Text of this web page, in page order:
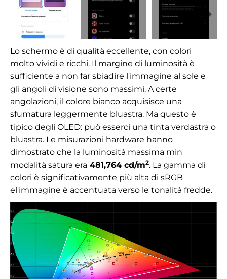
Lo schermo è di qualità eccellente, con colori
molto vividi e ricchi. Il margine di luminosità è
sufficiente a non far sbiadire l'immagine al sole e
gli angoli di visione sono massimi. A certe
angolazioni, il colore bianco acquisisce una
sfumatura leggermente bluastra. Ma questo è
tipico degli OLED: può esserci una tinta verdastra o
bluastra. Le misurazioni hardware hanno
dimostrato che la luminosità massima min
modalità satura era 481,764 cd/m2. La gamma di
colori è significativamente più alta di sRGB
el'immagine è accentuata verso le tonalità fredde.